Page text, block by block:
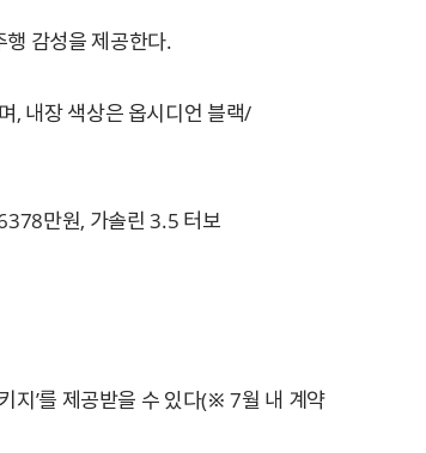
감성을 제공한다.
내장 색상은 옵시디언 블랙/
만원, 가솔린 3.5 터보
지’를 제공받을 수 있다(※ 7월 내 계약